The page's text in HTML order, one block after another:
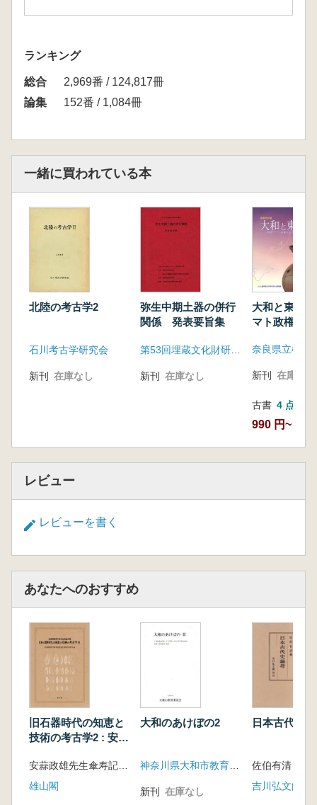
ランキング
総合
2,969番 / 124,817冊
論集
152番 / 1,084冊
一緒に買われている本
北陸の考古学2
石川考古学研究会
新刊 在庫なし
弥生中期土器の併行
関係 発表要旨集
新刊 在庫なし
大和と東国
マト政権を
新刊 在庫なし
古書 4 点
990 円~
レビュー
レビューを書く
あなたへのおすすめ
旧石器時代の知恵と
技術の考古学2 : 安蒜
文集
雄山閣
大和のあけぼの2
新刊 在庫なし
日本古代史
佐伯有清 編
吉川弘文館